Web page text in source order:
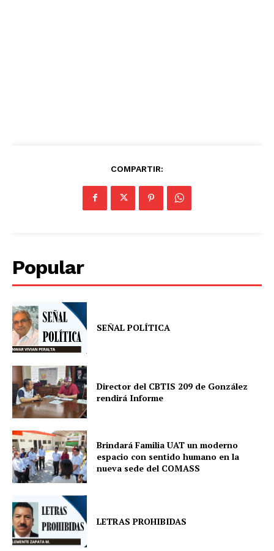
COMPARTIR:
Popular
SEÑAL POLÍTICA
Director del CBTIS 209 de González
rendirá Informe
Brindará Familia UAT un moderno
espacio con sentido humano en la
nueva sede del COMASS
LETRAS PROHIBIDAS